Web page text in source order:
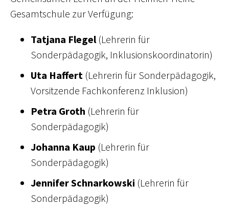
Gesamtschule zur Verfügung:
Tatjana Flegel (Lehrerin für
Sonderpädagogik, Inklusionskoordinatorin)
Uta Haffert (Lehrerin für Sonderpädagogik,
Vorsitzende Fachkonferenz Inklusion)
Petra Groth (Lehrerin für
Sonderpädagogik)
Johanna Kaup (Lehrerin für
Sonderpädagogik)
Jennifer Schnarkowski (Lehrerin für
Sonderpädagogik)